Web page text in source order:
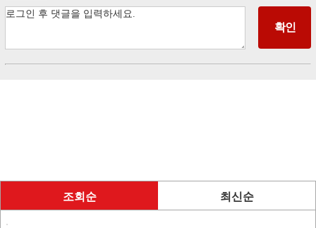
조회순 최신순